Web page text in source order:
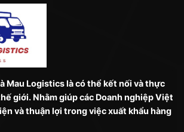
Mau Logistics là có thể kết nối và thực
giới. Nhằm giúp các Doanh nghiệp Việt
và thuận lợi trong việc xuất khẩu hàng